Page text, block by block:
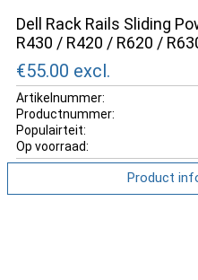
Dell Rack Rails Sliding
R430 / R420 / R620 /
€55.00 excl.
Artikelnummer:
Productnummer:
Populairteit:
Op voorraad:
Product